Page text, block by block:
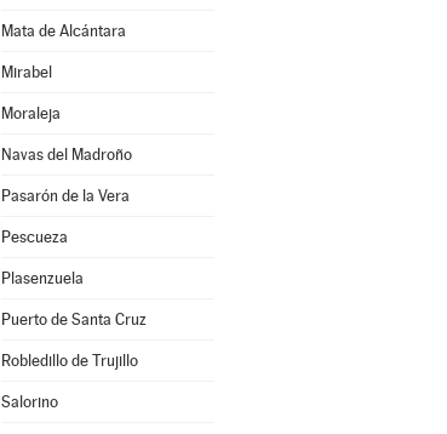
Mata de Alcántara
Mirabel
Moraleja
Navas del Madroño
Pasarón de la Vera
Pescueza
Plasenzuela
Puerto de Santa Cruz
Robledillo de Trujillo
Salorino